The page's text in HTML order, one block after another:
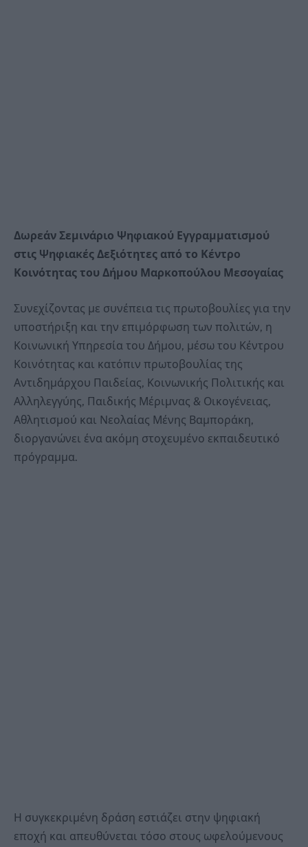
Δωρεάν Σεμινάριο Ψηφιακού Εγγραμματισμού
στις Ψηφιακές Δεξιότητες από το Κέντρο
Κοινότητας του Δήμου Μαρκοπούλου Μεσογαίας
Συνεχίζοντας με συνέπεια τις πρωτοβουλίες για την
υποστήριξη και την επιμόρφωση των πολιτών, η
Κοινωνική Υπηρεσία του Δήμου, μέσω του Κέντρου
Κοινότητας και κατόπιν πρωτοβουλίας της
Αντιδημάρχου Παιδείας, Κοινωνικής Πολιτικής και
Αλληλεγγύης, Παιδικής Μέριμνας & Οικογένειας,
Αθλητισμού και Νεολαίας Μένης Βαμποράκη,
διοργανώνει ένα ακόμη στοχευμένο εκπαιδευτικό
πρόγραμμα.
Η συγκεκριμένη δράση εστιάζει στην ψηφιακή
εποχή και απευθύνεται τόσο στους ωφελούμενους